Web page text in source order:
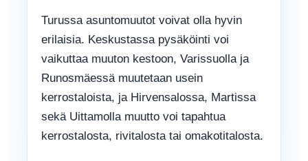
Turussa asuntomuutot voivat olla hyvin
erilaisia. Keskustassa pysäköinti voi
vaikuttaa muuton kestoon, Varissuolla ja
Runosmäessä muutetaan usein
kerrostaloista, ja Hirvensalossa, Martissa
sekä Uittamolla muutto voi tapahtua
kerrostalosta, rivitalosta tai omakotitalosta.